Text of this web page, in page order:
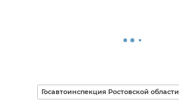
Госавтоинспекция Ростовской области